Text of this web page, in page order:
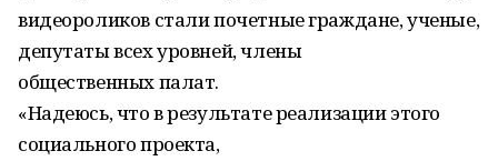
видеороликов стали почетные граждане, ученые,
депутаты всех уровней, члены
общественных палат.
«Надеюсь, что в результате реализации этого
социального проекта,